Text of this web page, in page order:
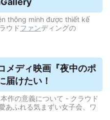
thông minh được thiết kế
ウドファンディングの
メディ映画『夜中のポ
届けたい！
作の意義について - クラウド
あふれる気まずい女子会、ワ